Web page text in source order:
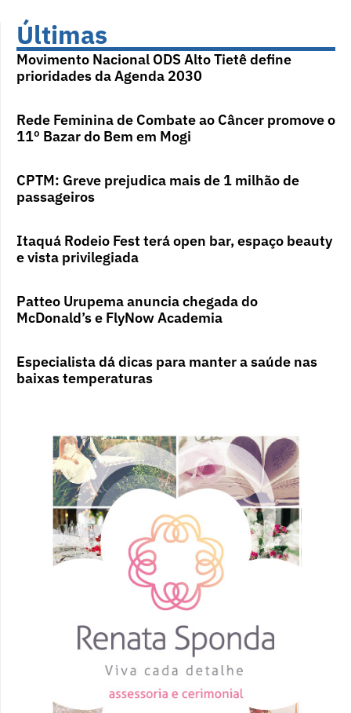
Últimas
Movimento Nacional ODS Alto Tietê define
prioridades da Agenda 2030
Rede Feminina de Combate ao Câncer promove o
11º Bazar do Bem em Mogi
CPTM: Greve prejudica mais de 1 milhão de
passageiros
Itaquá Rodeio Fest terá open bar, espaço beauty
e vista privilegiada
Patteo Urupema anuncia chegada do
McDonald’s e FlyNow Academia
Especialista dá dicas para manter a saúde nas
baixas temperaturas